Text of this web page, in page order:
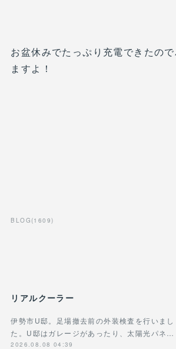
お盆休みでたっぷり充電できたの
ますよ！
BLOG (1609)
リアルクーラー
伊勢市U邸。足場撤去前の外装検査を行いまし
た。U邸はガレージがあったり、太陽光パネ…
2026.08.08 04:39